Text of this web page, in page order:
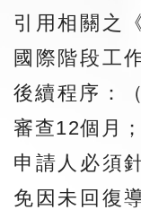
引用相關之
國際階段工
後續程序：
審查12個月
申請人必須
免因未回復